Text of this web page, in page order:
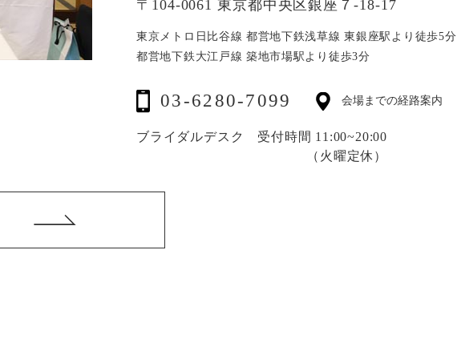
〒104-0061 東京都中央区銀座７-18-17
東京メトロ日比谷線 都営地下鉄浅草線東銀座駅より徒歩5分
都営地下鉄大江戸線 築地市場駅より徒歩3分
会場までの経路案内
03-6280-7099
ブライダルデスク 受付時間 11:00~20:00
（火曜定休）